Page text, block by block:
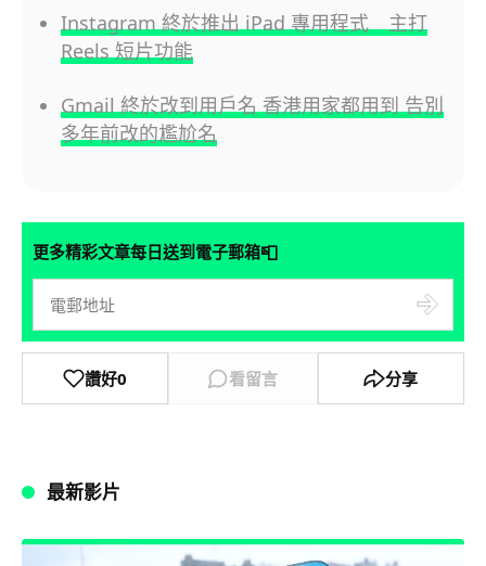
Instagram 終於推出 iPad 專用程式 主打
Reels 短片功能
Gmail 終於改到用戶名 香港用家都用到 告別
多年前改的尷尬名
更多精彩文章每日送到電子郵箱📮
讚好0 看留言 分享
最新影片